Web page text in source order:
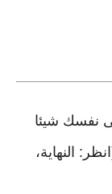
نفسك شيئا
النهاية،